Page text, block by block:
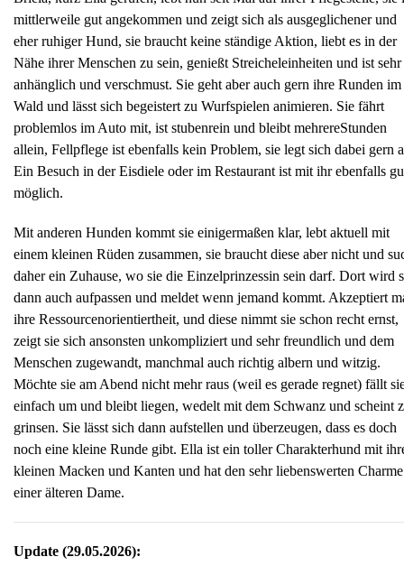
mittlerweile gut angekommen und zeigt sich als ausgeglichener und
eher ruhiger Hund, sie braucht keine ständige Aktion, liebt es in der
Nähe ihrer Menschen zu sein, genießt Streicheleinheiten und ist sehr
anhänglich und verschmust. Sie geht aber auch gern ihre Runden im
Wald und lässt sich begeistert zu Wurfspielen animieren. Sie fährt
problemlos im Auto mit, ist stubenrein und bleibt mehrereStunden
allein, Fellpflege ist ebenfalls kein Problem, sie legt sich dabei gern
Ein Besuch in der Eisdiele oder im Restaurant ist mit ihr ebenfalls
möglich.
Mit anderen Hunden kommt sie einigermaßen klar, lebt aktuell mit
einem kleinen Rüden zusammen, sie braucht diese aber nicht und
daher ein Zuhause, wo sie die Einzelprinzessin sein darf. Dort wird
dann auch aufpassen und meldet wenn jemand kommt. Akzeptiert
ihre Ressourcenorientiertheit, und diese nimmt sie schon recht ernst,
zeigt sie sich ansonsten unkompliziert und sehr freundlich und dem
Menschen zugewandt, manchmal auch richtig albern und witzig.
Möchte sie am Abend nicht mehr raus (weil es gerade regnet) fällt
einfach um und bleibt liegen, wedelt mit dem Schwanz und scheint
grinsen. Sie lässt sich dann aufstellen und überzeugen, dass es doch
noch eine kleine Runde gibt. Ella ist ein toller Charakterhund mit
kleinen Macken und Kanten und hat den sehr liebenswerten Charme
einer älteren Dame.
Update (29.05.2026):